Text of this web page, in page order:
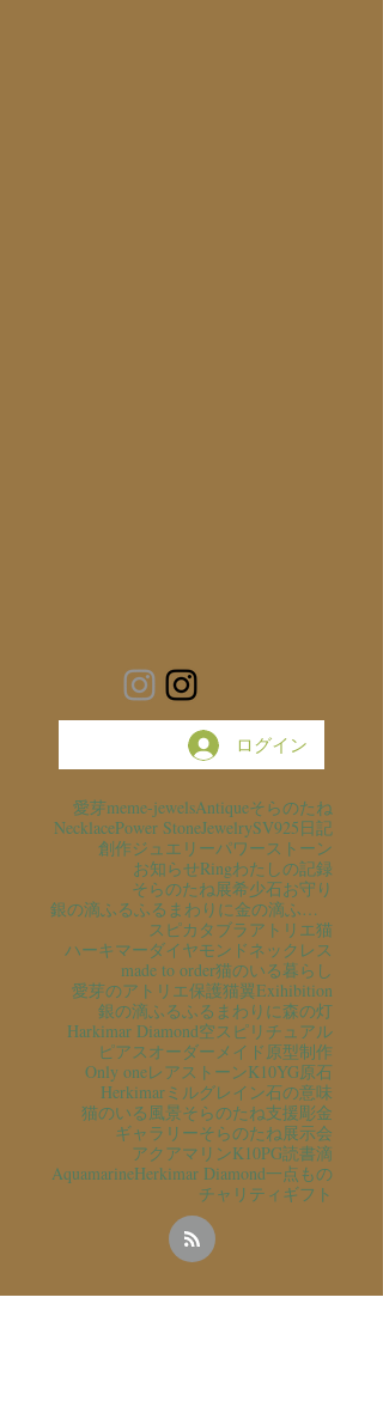
ログイン
愛芽meme-jewelsAntiqueそらのたね
NecklacePower StoneJewelrySV925日記
創作ジュエリーパワーストーン
お知らせRingわたしの記録
そらのたね展希少石お守り
銀の滴ふるふるまわりに金の滴ふるふるまわりに
スピカタブラ アトリエ猫
ハーキマーダイヤモンドネックレス
made to order猫のいる暮らし
愛芽のアトリエ保護猫翼Exihibition
銀の滴ふるふるまわりに森の灯
Harkimar Diamond空スピリチュアル
ピアスオーダーメイド原型制作
Only oneレアストーンK10YG原石
Herkimarミルグレイン石の意味
猫のいる風景そらのたね支援彫金
ギャラリーそらのたね展示会
アクアマリンK10PG読書滴
AquamarineHerkimar Diamond一点もの
チャリティ ギフト